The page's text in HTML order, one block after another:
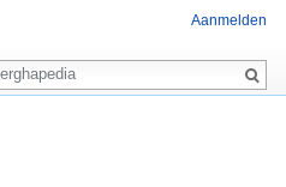
Aanmelden